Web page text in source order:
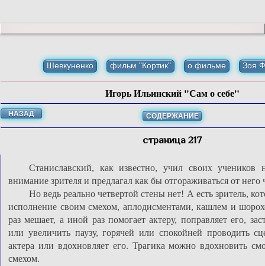
Шевкуненко фильм "Кортик" о фильме Зоя
Игорь Ильинский "Сам о себе"
НАЗАД СОДЕРЖАНИЕ
страница 217
Станиславский, как известно, учил своих учеников
внимание зрителя и предлагал как бы отгораживаться от него
Но ведь реально четвертой стены нет! А есть зритель,
исполнение своим смехом, аплодисментами, кашлем и
раз мешает, а иной раз помогает актеру, поправляет его,
или увеличить паузу, горячей или спокойней проводить
актера или вдохновляет его. Трагика можно вдохновить
смехом.